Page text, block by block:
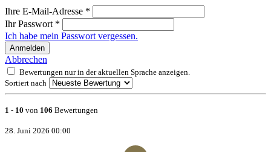
Ihre E-Mail-Adresse *
Ihr Passwort *
Ich habe mein Passwort vergessen.
Anmelden
Abbrechen
Bewertungen nur in der aktuellen Sprache anzeigen.
Sortiert nach
1 - 10 von 106 Bewertungen
28. Juni 2026 00:00